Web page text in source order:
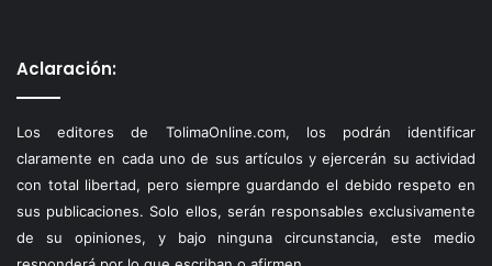
Aclaración:
Los editores de TolimaOnline.com, los podrán identificar
claramente en cada uno de sus artículos y ejercerán su actividad
con total libertad, pero siempre guardando el debido respeto en
sus publicaciones. Solo ellos, serán responsables exclusivamente
de su opiniones, y bajo ninguna circunstancia, este medio